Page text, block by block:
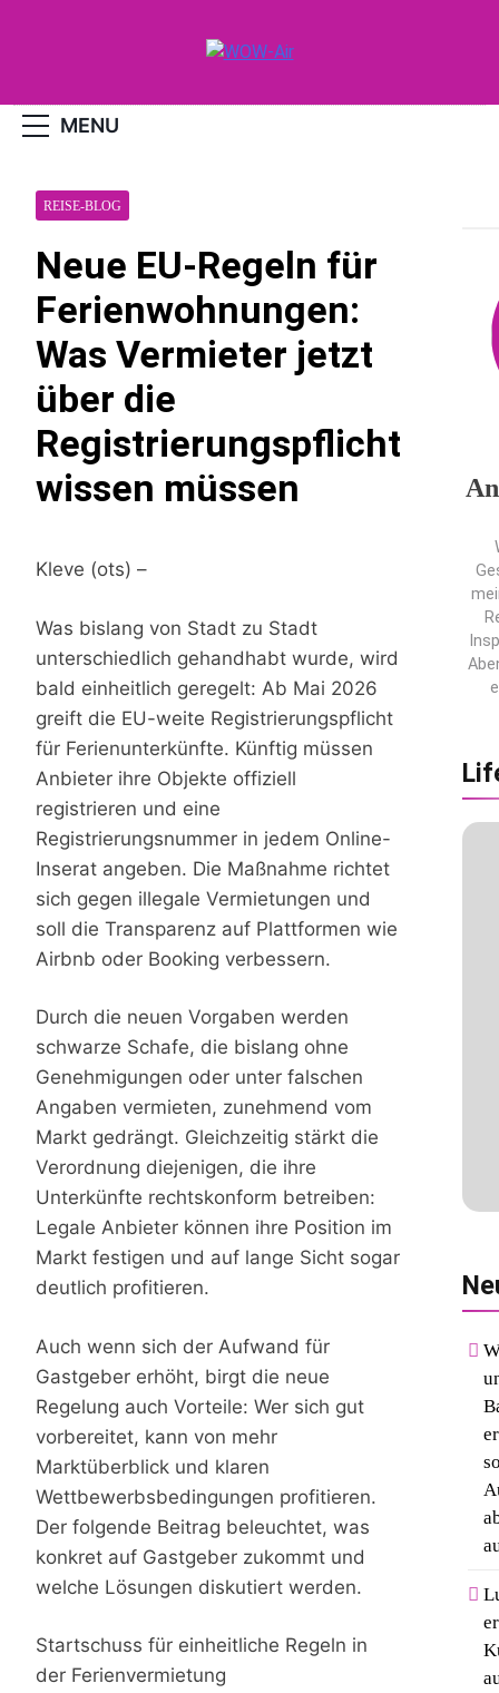
WOW-Air
MENU
REISE-BLOG
Neue EU-Regeln für
Ferienwohnungen:
Was Vermieter jetzt
über die
Registrierungspflicht
wissen müssen
Kleve (ots) –
Was bislang von Stadt zu Stadt
unterschiedlich gehandhabt wurde, wird
bald einheitlich geregelt: Ab Mai 2026
greift die EU-weite Registrierungspflicht
für Ferienunterkünfte. Künftig müssen
Anbieter ihre Objekte offiziell
registrieren und eine
Registrierungsnummer in jedem Online-
Inserat angeben. Die Maßnahme richtet
sich gegen illegale Vermietungen und
soll die Transparenz auf Plattformen wie
Airbnb oder Booking verbessern.
Durch die neuen Vorgaben werden
schwarze Schafe, die bislang ohne
Genehmigungen oder unter falschen
Angaben vermieten, zunehmend vom
Markt gedrängt. Gleichzeitig stärkt die
Verordnung diejenigen, die ihre
Unterkünfte rechtskonform betreiben:
Legale Anbieter können ihre Position im
Markt festigen und auf lange Sicht sogar
deutlich profitieren.
Auch wenn sich der Aufwand für
Gastgeber erhöht, birgt die neue
Regelung auch Vorteile: Wer sich gut
vorbereitet, kann von mehr
Marktüberblick und klaren
Wettbewerbsbedingungen profitieren.
Der folgende Beitrag beleuchtet, was
konkret auf Gastgeber zukommt und
welche Lösungen diskutiert werden.
Startschuss für einheitliche Regeln in
der Ferienvermietung